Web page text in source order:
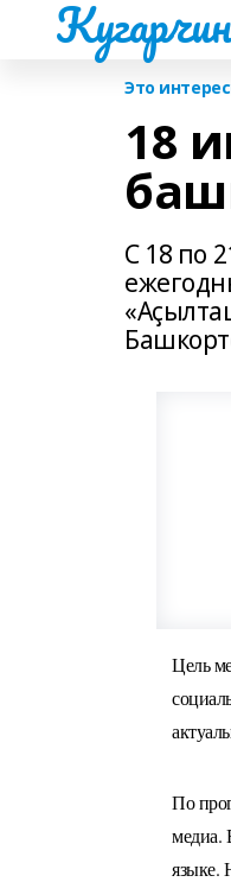
Это
18
С 18 по
Цель
По
медиа.
языке.